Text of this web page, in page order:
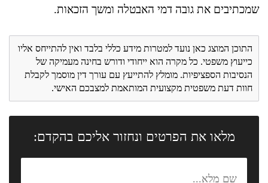
שמכתיבים את גובה דמי האבטלה ומשך הזכאות.
התוכן המוצג כאן נועד למטרות מידע כללי בלבד ואין להתייחס אליו
כייעוץ משפטי. כל מקרה הוא ייחודי ודורש בחינה מעמיקה של
הנסיבות הספציפיות. מומלץ להתייעץ עם עורך דין מוסמך לקבלת
חוות דעת משפטית מקצועית המותאמת למצבכם האישי.
מלאו את הפרטים ונחזור אליכם בהקדם: